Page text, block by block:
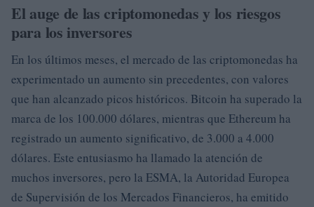
El auge de las criptomonedas y los riesgos
para los inversores
En los últimos meses, el mercado de las criptomonedas ha
experimentado un aumento sin precedentes, con valores
que han alcanzado picos históricos. Bitcoin ha superado la
marca de los 100.000 dólares, mientras que Ethereum ha
registrado un aumento significativo, de 3.000 a 4.000
dólares. Este entusiasmo ha llamado la atención de
muchos inversores, pero la ESMA, la Autoridad Europea
de Supervisión de los Mercados Financieros, ha emitido